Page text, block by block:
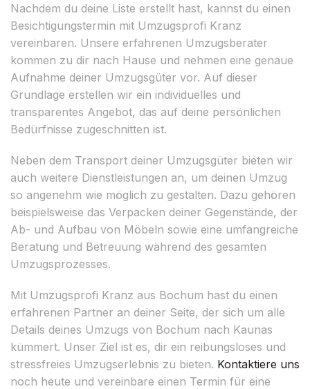
Nachdem du deine Liste erstellt hast, kannst du einen
Besichtigungstermin mit Umzugsprofi Kranz
vereinbaren. Unsere erfahrenen Umzugsberater
kommen zu dir nach Hause und nehmen eine genaue
Aufnahme deiner Umzugsgüter vor. Auf dieser
Grundlage erstellen wir ein individuelles und
transparentes Angebot, das auf deine persönlichen
Bedürfnisse zugeschnitten ist.
Neben dem Transport deiner Umzugsgüter bieten wir
auch weitere Dienstleistungen an, um deinen Umzug
so angenehm wie möglich zu gestalten. Dazu gehören
beispielsweise das Verpacken deiner Gegenstände, der
Ab- und Aufbau von Möbeln sowie eine umfangreiche
Beratung und Betreuung während des gesamten
Umzugsprozesses.
Mit Umzugsprofi Kranz aus Bochum hast du einen
erfahrenen Partner an deiner Seite, der sich um alle
Details deines Umzugs von Bochum nach Kaunas
kümmert. Unser Ziel ist es, dir ein reibungsloses und
stressfreies Umzugserlebnis zu bieten. Kontaktiere uns
noch heute und vereinbare einen Termin für eine